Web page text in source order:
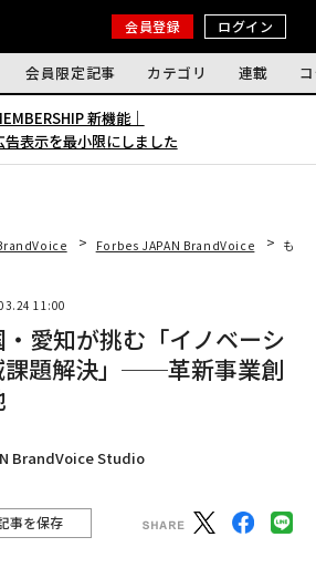
会員登録 ログイン
会員限定記事 カテゴリ 連載
新機能｜
表示を最小限にしました
Forbes JAPAN BrandVoice もの
11:00
愛知が挑む「イノベーシ
課題解決」──革新事業創
BrandVoice Studio
事を保存